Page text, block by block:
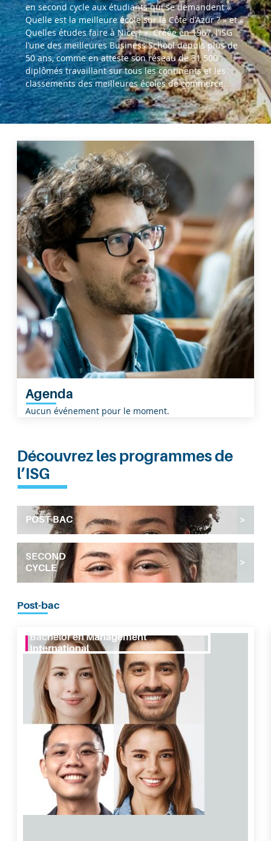
en second cycle aux étudiants qui se demandent «
Quelle est la meilleure école sur la Côte d’Azur ? » et «
Quelles études faire à Nice ? ». Créée en 1967, l’ISG
l’une des meilleures Business School depuis plus de
50 ans, comme en atteste son réseau de 31 500
diplômés travaillant sur tous les continents et les
classements des meilleures écoles de commerce.
Agenda
Aucun événement pour le moment.
Découvrez les programmes de
l’ISG
POST BAC
SECOND
CYCLE
Post-bac
Bachelor en Management International